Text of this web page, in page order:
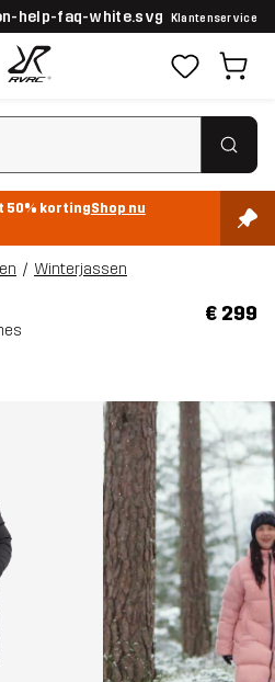
Klantenservice
50% kortingShop nu
Winterjassen
€ 299